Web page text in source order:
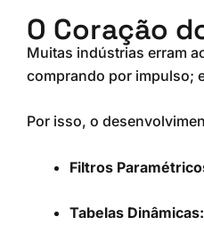
O Coração
Muitas indústrias erram
comprando por impulso;
Por isso, o
Filtros
Tabelas Dinâmicas: